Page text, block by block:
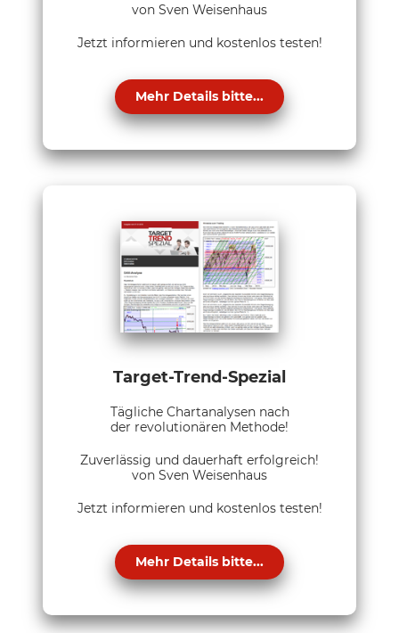
von Sven Weisenhaus
Jetzt informieren und kostenlos testen!
Mehr Details bitte...
Target-Trend-Spezial
Tägliche Chartanalysen nach
der revolutionären Methode!
Zuverlässig und dauerhaft erfolgreich!
von Sven Weisenhaus
Jetzt informieren und kostenlos testen!
Mehr Details bitte...